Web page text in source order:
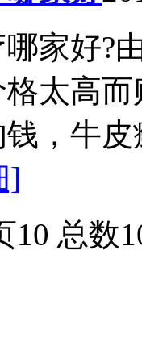
家好?
太高
，牛
]
10 总